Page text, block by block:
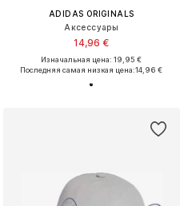
ADIDAS ORIGINALS
Аксессуары
14,96 €
Изначальная цена: 19,95 €
Последняя самая низкая цена:14,96 €